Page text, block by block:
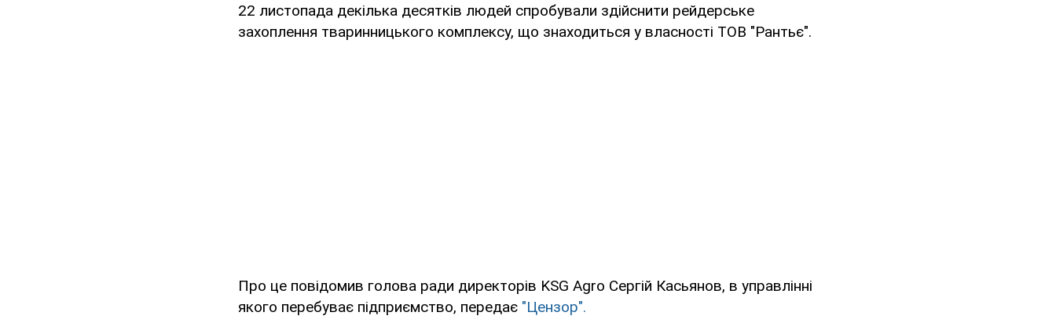
22 листопада декілька десятків людей спробували здійснити рейдерське
захоплення тваринницького комплексу, що знаходиться у власності ТОВ "Рантьє".
Про це повідомив голова ради директорів KSG Agro Сергій Касьянов, в управлінні
якого перебуває підприємство, передає "Цензор".